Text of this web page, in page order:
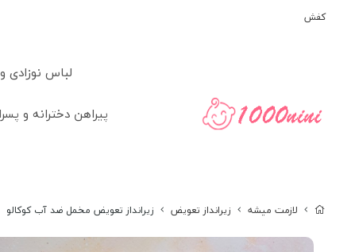
کفش
لباس نوزادی
پیراهن دخترانه و
لازمت میشه زیرانداز تعویض زیرانداز تعویض مخمل ضد آب کوکالو